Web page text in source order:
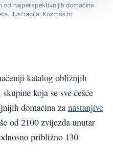
od najperspektivnijih domaćina
Ilustracija: Kozmos.hr
katalog obližnjih
koja se sve češće
domaćina za nastanjive
od 2100 zvijezda unutar
približno 130